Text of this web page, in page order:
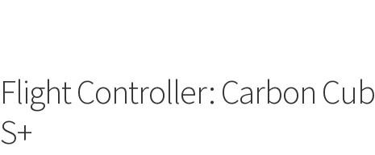
Flight Controller: Carbon Cub
S+